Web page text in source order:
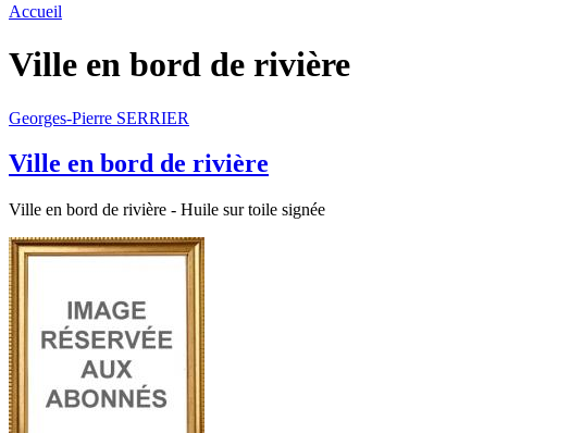
Accueil
Ville en bord de rivière
Georges-Pierre SERRIER
Ville en bord de rivière
Ville en bord de rivière - Huile sur toile signée